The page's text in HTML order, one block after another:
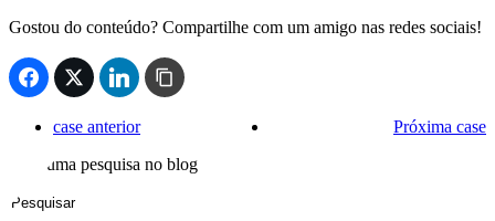
Gostou do conteúdo? Compartilhe com um amigo nas redes sociais!
case anterior
Próxima case
Faça uma pesquisa no blog